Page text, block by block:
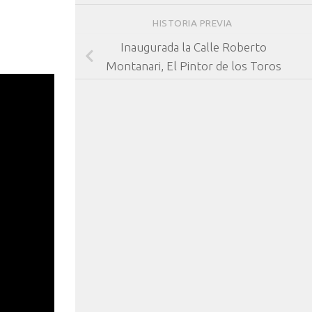
HISTORIA PREVIA
Inaugurada la Calle Roberto
Montanari, El Pintor de los Toros